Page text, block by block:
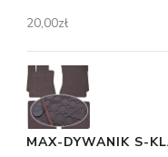
20,00zł
MAX-DYWANIK S-